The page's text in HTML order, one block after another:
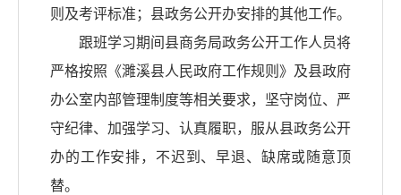
则及考评标准；县政务公开办安排的其他工作。
跟班学习期间县商务局政务公开工作人员将
严格按照《濉溪县人民政府工作规则》及县政府
办公室内部管理制度等相关要求，坚守岗位、严
守纪律、加强学习、认真履职，服从县政务公开
办的工作安排，不迟到、早退、缺席或随意顶
替。